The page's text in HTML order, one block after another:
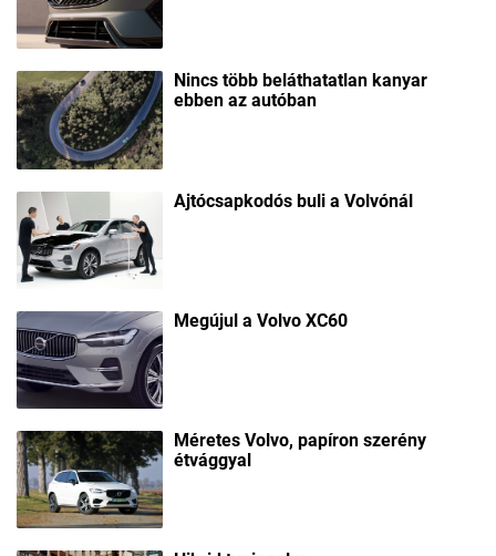
Nincs több beláthatatlan kanyar
ebben az autóban
Ajtócsapkodós buli a Volvónál
Megújul a Volvo XC60
Méretes Volvo, papíron szerény
étvággyal